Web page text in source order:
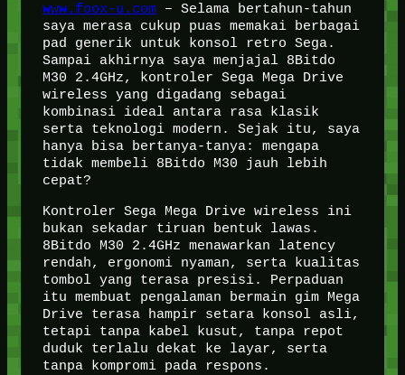
www.foox-u.com– Selama bertahun-tahun
saya merasa cukup puas memakai berbagai
pad generik untuk konsol retro Sega.
Sampai akhirnya saya menjajal 8Bitdo
M30 2.4GHz, kontroler Sega Mega Drive
wireless yang digadang sebagai
kombinasi ideal antara rasa klasik
serta teknologi modern. Sejak itu, saya
hanya bisa bertanya-tanya: mengapa
tidak membeli 8Bitdo M30 jauh lebih
cepat?
Kontroler Sega Mega Drive wireless ini
bukan sekadar tiruan bentuk lawas.
8Bitdo M30 2.4GHz menawarkan latency
rendah, ergonomi nyaman, serta kualitas
tombol yang terasa presisi. Perpaduan
itu membuat pengalaman bermain gim Mega
Drive terasa hampir setara konsol asli,
tetapi tanpa kabel kusut, tanpa repot
duduk terlalu dekat ke layar, serta
tanpa kompromi pada respons.